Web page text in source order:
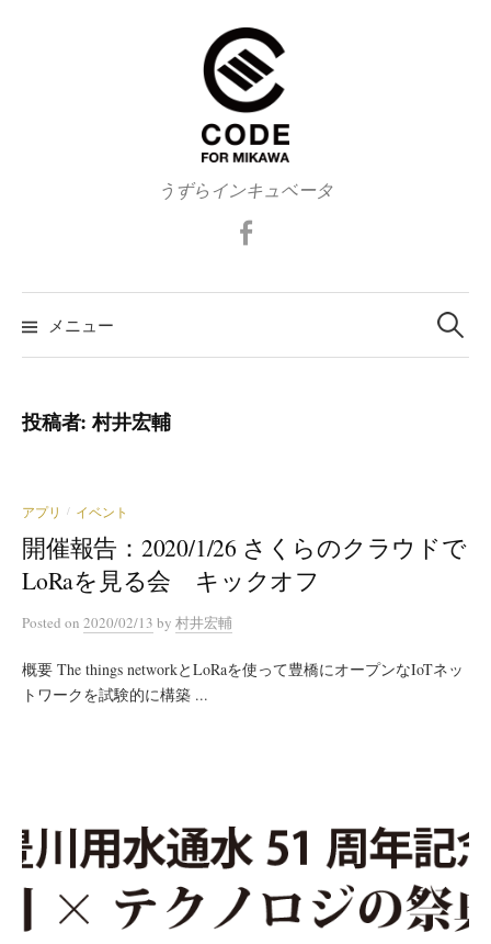
うずらインキュベータ
o
メニュー 検
投稿者:村井宏輔
アプリ / イベント
開催報告：2020/1/26 さくらのクラウドで
LoRaを見る会 キックオフ
Posted on 2020/02/13 by 村井宏輔
概要 The things networkとLoRaを使って豊橋にオープンなIoTネッ
トワークを試験的に構築 ...